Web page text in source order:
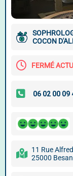
COCON
FERMÉ
11 Rue
25000